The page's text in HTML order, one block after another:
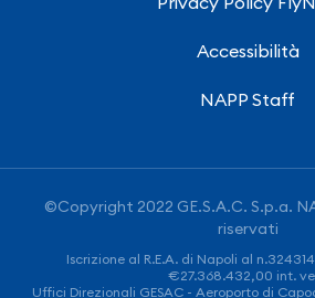
Accessibilità
NAPP Staff
©Copyright 2022 GE.S.A.C. S.p.a.
riservati
Iscrizione al R.E.A. di Napoli al
€27.368.432,00 int.
Uffici Direzionali GESAC - Aeroporto di